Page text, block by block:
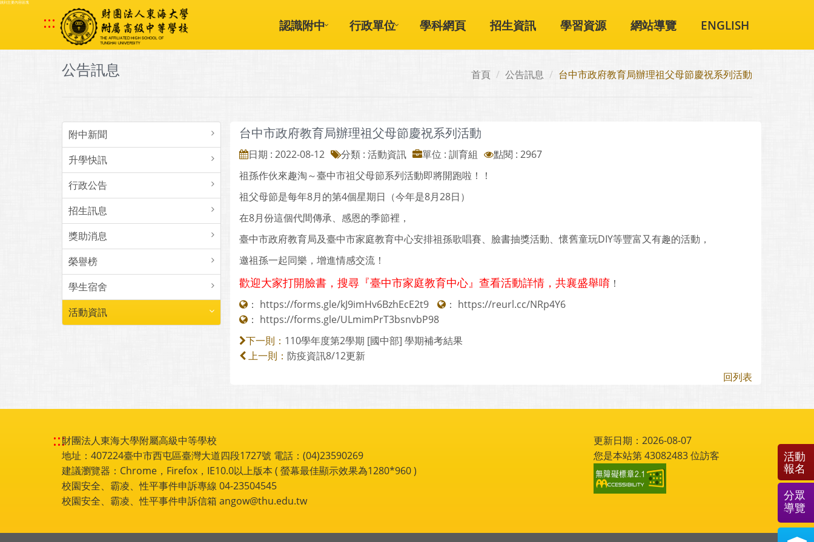
跳到主要內容區塊
::: 認識附中 行政單位 學科網頁 招生資訊 學習資源 網站導覽 ENGLISH
公告訊息 首頁 公告訊息 台中市政府教育局辦理祖父母節慶祝系列活動
附中新聞
升學快訊
行政公告
招生訊息
獎助消息
榮譽榜
學生宿舍
活動資訊
台中市政府教育局辦理祖父母節慶祝系列活動
日期 : 2022-08-12 分類 : 活動資訊 單位 : 訓育組
點閱 : 2967
祖孫作伙來趣淘～臺中市祖父母節系列活動即將開跑啦！！
祖父母節是每年8月的第4個星期日（今年是8月28日）
在8月份這個代間傳承、感恩的季節裡，
臺中市政府教育局及臺中市家庭教育中心安排祖孫歌唱賽、臉書抽獎活動、懷舊童玩DIY等豐富又有趣的活動，
邀祖孫一起同樂，增進情感交流！
歡迎大家打開臉書，搜尋『臺中市家庭教育中心』查看活動詳情，共襄盛舉唷！
： https://forms.gle/kJ9imHv6BzhEcE2t9 ： https://reurl.cc/NRp4Y6
： https://forms.gle/ULmimPrT3bsnvbP98
下一則： 110學年度第2學期 [國中部] 學期補考結果
上一則： 防疫資訊8/12更新
回列表
:::財團法人東海大學附屬高級中等學校
地址：407224臺中市西屯區臺灣大道四段1727號 電話：(04)23590269
建議瀏覽器：Chrome，Firefox，IE10.0以上版本 ( 螢幕最佳顯示效果為1280*960 )
校園安全、霸凌、性平事件申訴專線 04-23504545
校園安全、霸凌、性平事件申訴信箱 angow@thu.edu.tw
更新日期：2026-08-07
您是本站第43082483位訪客
活動
報名
分眾
導覽